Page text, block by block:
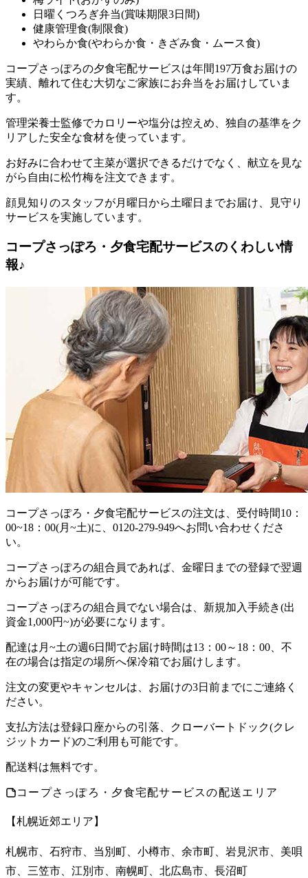
日曜くつろぎ弁当(賞味期限3日間)
健康管理食(制限食)
やわらか食(やわらか食・きざみ食・ムース食)
コープさっぽろの夕食宅配サービスは年間197万食お届けの
実績、離れて住む大切なご家族にお弁当をお届けしていま
す。
管理栄養士監修でカロリーや塩分は控えめ、独自の基準をク
リアした安全な食材を使っています。
お好みに合わせて主菜が選択できるだけでなく、献立を見な
がら自由に松竹梅を注文できます。
顔見知りのスタッフが月曜日から土曜日までお届け、見守り
サービスを実施しています。
コープさっぽろ・夕食宅配サービスのくわしい情
報♪
コープさっぽろ・夕食宅配サービスの注文は、受付時間10：
00~18：00(月~土)に、0120-279-949へお問い合わせくださ
い。
コープさっぽろの組合員であれば、金曜日までの登録で翌週
からお届けが可能です。
コープさっぽろの組合員でない場合は、新規加入手続き(出
資金1,000円~)が必要になります。
配達は月~土の週6日間でお届け時間は13：00～18：00、不
在の場合は指定の場所へ保冷箱でお届けします。
注文の変更やキャンセルは、お届けの3日前までにご連絡く
ださい。
支払方法は登録口座からの引落、クローバートドック(クレ
ジットカード)のご利用も可能です。
配送料は無料です。
コープさっぽろ・夕食宅配サービスの配送エリア
【札幌近郊エリア】
札幌市、石狩市、当別町、小樽市、余市町、岩見沢市、美唄
市、三笠市、江別市、南幌町、北広島市、長沼町